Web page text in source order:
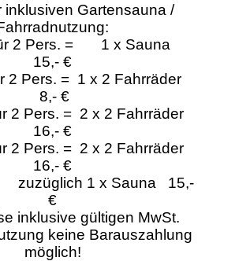
inklusiven Gartensauna /
2 Pers. = 1 x Sauna
15,- €
2 Pers. = 1 x 2 Fahrräder
8,- €
2 Pers. = 2 x 2 Fahrräder
16,- €
2 Pers. = 2 x 2 Fahrräder
16,- €
1 x Sauna 15,-
€
inklusive gültigen MwSt.
keine Barauszahlung
möglich!